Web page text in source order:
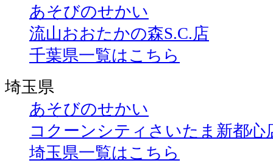
あそびのせかい
流山おおたかの森S.C.店
千葉県一覧はこちら
埼玉県
あそびのせかい
コクーンシティさいたま新都心
埼玉県一覧はこちら